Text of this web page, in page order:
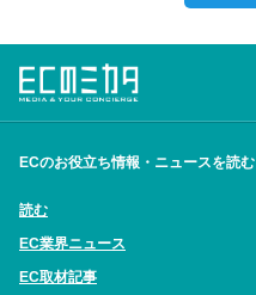
ECのお役立ち情報・ニュースを読む
読む
EC業界ニュース
EC取材記事